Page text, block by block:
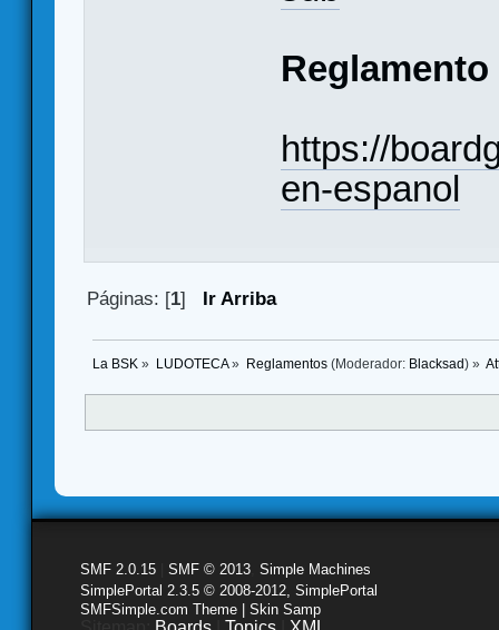
Reglamento
https://
en-espanol
Páginas: [1] Ir Arriba
La BSK » LUDOTECA» Reglamentos(Moderador: Blacksad) »
SMF 2.0.15 SMF © 2013 Simple Machines
SimplePortal 2.3.5 © 2008-2012, SimplePortal
SMFSimple.com Theme | Skin Samp